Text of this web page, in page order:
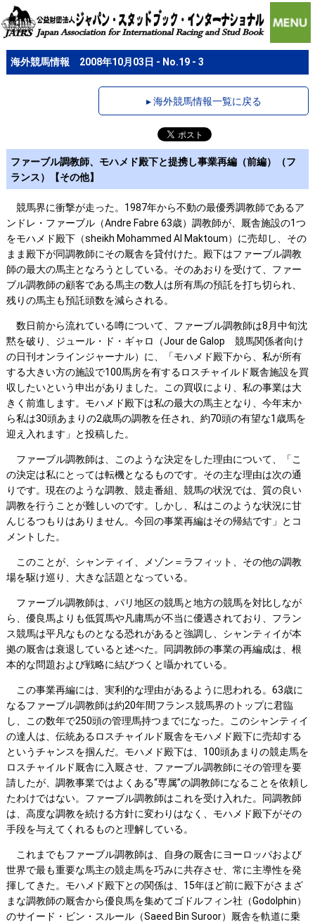
海外競馬情報 2008年10月03日 - No.19 - 3
▸ 海外競馬情報一覧に戻る
ファーブル調教師、モハメド殿下と提携し事業再編（前編）（フ
ランス）【その他】
競馬界に衝撃が走った。1987年から不動の最優秀調教師であるア
ンドレ・ファーブル（Andre Fabre 63歳）調教師が、厩舎施設の1つ
をモハメド殿下（sheikh Mohammed Al Maktoum）に売却し、その
まま殿下が同調教師にその厩舎を貸付けた。殿下はファーブル調教
師の最大の馬主となろうとしている。そのあおりを受けて、ファー
ブル調教師の顧客である馬主の数人は所有馬の預託を打ち切られ、
残りの馬主も預託頭数を減らされる。
数日前から流れている噂について、ファーブル調教師は8月中旬沈
黙を破り、ジュール・ド・ギャロ（Jour de Galop 競馬関係者向け
の日刊オンラインジャーナル）に、「モハメド殿下から、私が所有
する大きい方の施設で100馬房を有するロスチャイルド厩舎施設を買
収したいという申出がありました。この買収により、私の事業は大
きく前進します。モハメド殿下は私の最大の馬主となり、今年末か
ら私は30頭あまりの2歳馬の調教を任され、約70頭の有望な1歳馬を
迎え入れます」と投稿した。
ファーブル調教師は、このような決定をした理由について、「こ
の決定は私にとっては転機となるものです。その主な理由は次の通
りです。現在のような調教、競走番組、競馬の状況では、質の良い
調教を行うことが難しいのです。しかし、私はこのような状況に甘
んじるつもりはありません。今回の事業再編はその帰結です」とコ
メントした。
このことが、シャンティイ、メゾン＝ラフィット、その他の調教
場を駆け巡り、大きな話題となっている。
ファーブル調教師は、パリ地区の競馬と地方の競馬を対比しなが
ら、優良馬よりも低質馬や凡庸馬が不当に優遇されており、フラン
ス競馬は平凡なものとなる恐れがあると強調し、シャンティイが本
拠の厩舎は衰退していると述べた。同調教師の事業の再編成は、根
本的な問題および戦略に結びつくと囁かれている。
この事業再編には、実利的な理由があるように思われる。63歳に
なるファーブル調教師は約20年間フランス競馬界のトップに君臨
し、この数年で250頭の管理馬持つまでになった。このシャンティイ
の達人は、伝統あるロスチャイルド厩舎をモハメド殿下に売却する
というチャンスを掴んだ。モハメド殿下は、100頭あまりの競走馬を
ロスチャイルド厩舎に入厩させ、ファーブル調教師にその管理を要
請したが、調教事業ではよくある“専属”の調教師になることを依頼し
たわけではない。ファーブル調教師はこれを受け入れた。同調教師
は、高度な調教を続ける方針に変わりはなく、モハメド殿下がその
手段を与えてくれるものと理解している。
これまでもファーブル調教師は、自身の厩舎にヨーロッパおよび
世界で最も重要な馬主の競走馬を巧みに共存させ、常に主導性を発
揮してきた。モハメド殿下との関係は、15年ほど前に殿下がさまざ
まな調教師の厩舎から優良馬を集めてゴドルフィン社（Godolphin）
のサイード・ビン・スルール（Saeed Bin Suroor）厩舎を軌道に乗